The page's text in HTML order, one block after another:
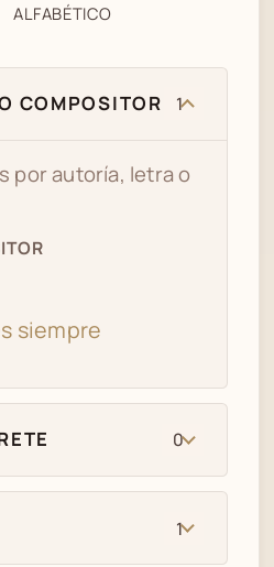
ALFABÉTICO
COMPOSITOR 1
por autoría, letra o
siempre
0
1